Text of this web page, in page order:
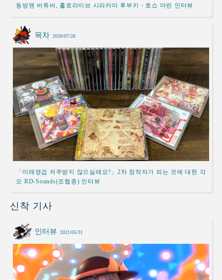
동방팬 버튜버, 홀로라이브 시라카미 후부키・호쇼 마린 인터뷰
목차 2020/07/28
「미래영겁 저주받지 않으실래요?」2차 창작자가 되는 것에 대한 각
오 RD-Sounds(조협종) 인터뷰
신착 기사
인터뷰 2021/05/31